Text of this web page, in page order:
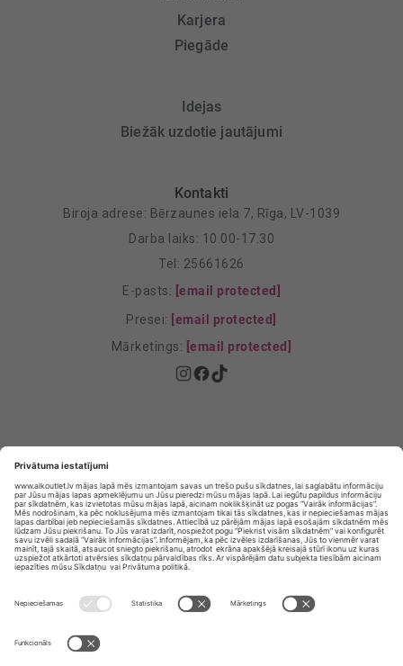
Karjera
Piegāde
Idejas
Biežāk uzdotie jautājumi
Kontakti
Biroja adrese: Bērzaunes iela 7, Rīga, LV-1039
Darba laiks: 10.00-17.30
Tel: 25661626
E-pasts: [email protected]
Presei: [email protected]
Mārketings: [email protected]
Privātuma Iestatījumi
E-veikala lietošanas noteikumi